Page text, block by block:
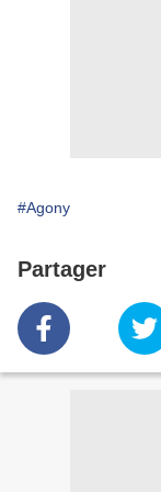
#Agony
Partager